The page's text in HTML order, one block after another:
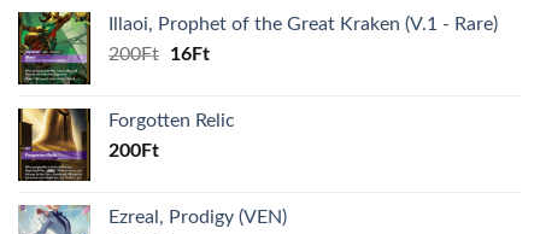
Illaoi, Prophet of the Great Kraken (V.1 - Rare)
200Ft
Original
200Ft.
16FtCurrent
16Ft.
Forgotten Relic
200Ft
Ezreal, Prodigy (VEN)